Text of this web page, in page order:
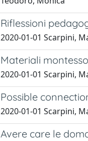
Riflessioni
2020-01-01 Scarpini,
Materiali
2020-01-01 Scarpini,
Possible
2020-01-01 Scarpini,
Avere care le